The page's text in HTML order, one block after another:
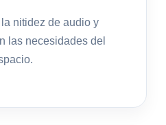
nitidez de audio y
las necesidades del